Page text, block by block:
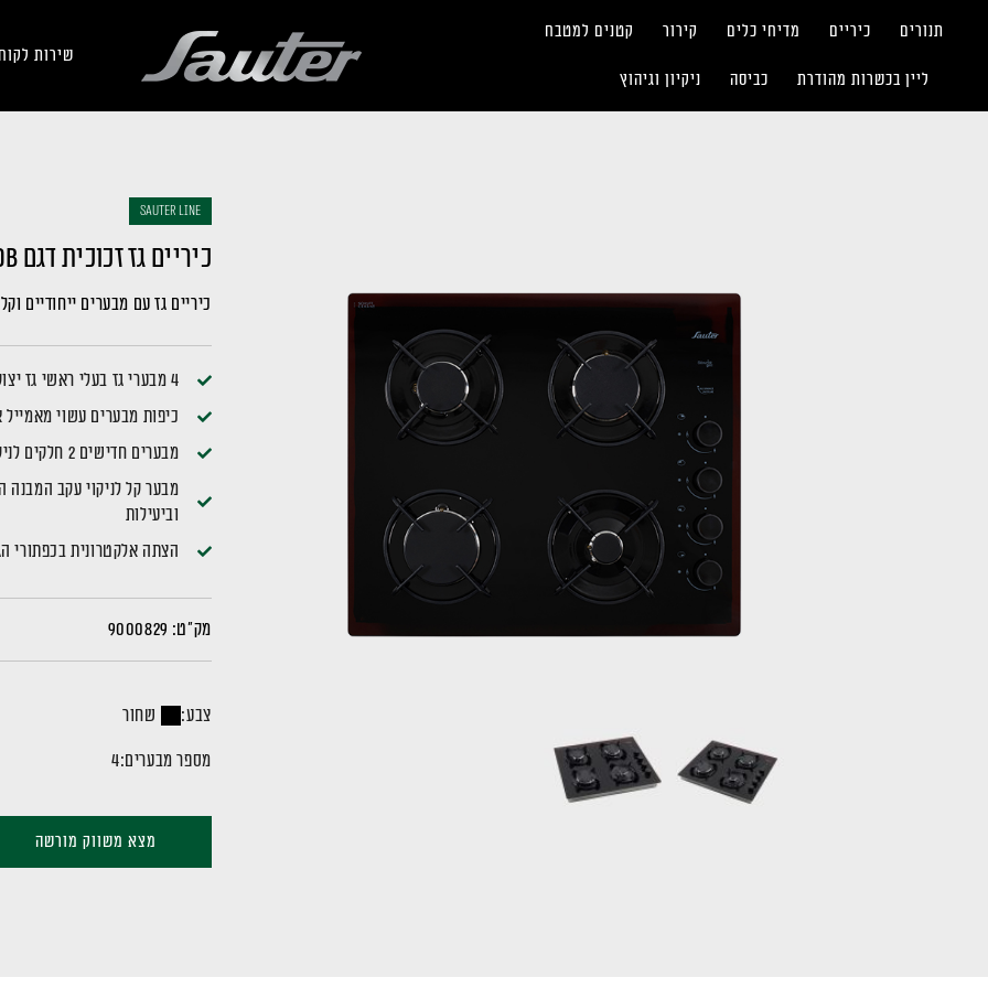
תנורים כיריים מדיחי כלים קירור קטנים למטבח
ליין בכשרות מהודרת כביסה ניקיון וגיהוץ
שירות
sauter LINE
כיריים גז זכוכית דגם SHG870B
כיריים גז עם מבערים ייחודיים
4 מבערי גז בעלי ראשי גז יצוקים
כיפות מבערים עשוי מאמייל
מבערים חדישים 2 חלקים לניקוי קל ולהגנה בפני נזילות
מבער קל לניקוי עקב
וביעילות
הצתה אלקטרונית בכפתורי
מק"ט: 9000829
צבע: שחור
מספר מבערים:4
מצא משווק מורשה